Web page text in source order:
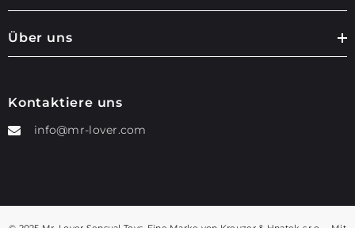
Über uns
Kontaktiere uns
info@mr-lover.com